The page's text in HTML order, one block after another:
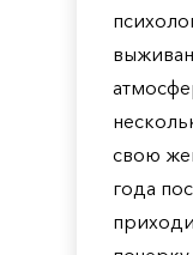
свою
года